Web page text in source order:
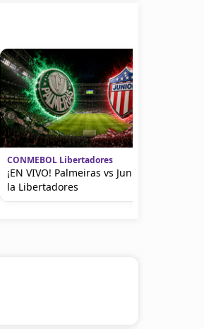
CONMEBOL Libertadores
¡EN VIVO! Palmeiras vs Junior en
la Libertadores